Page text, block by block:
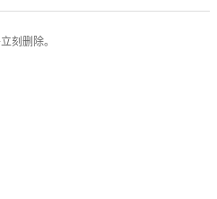
刻删除。